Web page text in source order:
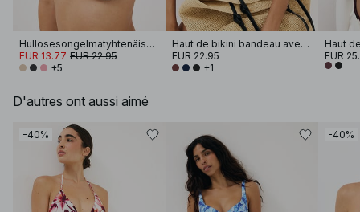
Hullosesongelmatyhtenäiskappaleisetäbikinisylipääntyönkelaoppäälle
EUR 13.77 EUR 22.95
+5
Haut de bikini bandeau avec nœud sur le devant
EUR 22.95
+1
EUR
D'autres ont aussi aimé
-40% -40%